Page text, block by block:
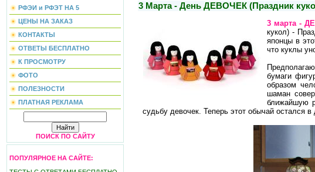
РФЭИ и РФЭТ НА 5
ЦЕНЫ НА ЗАКАЗ
КОНТАКТЫ
ОТВЕТЫ БЕСПЛАТНО
К ПРОСМОТРУ
ФОТО
ПОЛЕЗНОСТИ
ПЛАТНАЯ РЕКЛАМА
ПОИСК ПО САЙТУ
ПОПУЛЯРНОЕ НА САЙТЕ:
3 Марта - День ДЕВОЧЕК (Праздник
3 марта -
кукол) -
японцы в
что куклы
бумаги
образом
шаман
ближайшую
судьбу девочек. Теперь этот обычай остался